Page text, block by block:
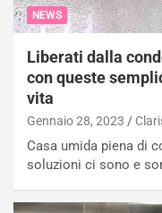
NEWS
Liberati dalla
con queste
vita
Gennaio 28, 2023
Casa umida piena di
soluzioni ci sono e